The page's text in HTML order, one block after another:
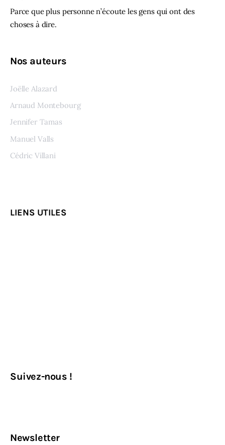
Parce que plus personne n’écoute les gens qui ont des
choses à dire.
Nos auteurs
Joëlle Alazard
Arnaud Montebourg
Jennifer Tamas
Manuel Valls
Cédric Villani
LIENS UTILES
Suivez-nous !
Newsletter